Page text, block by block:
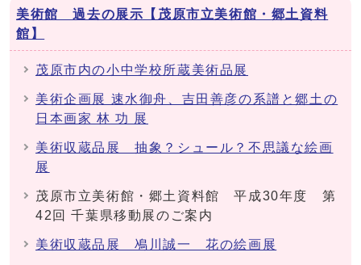
美術館 過去の展示【茂原市立美術館・郷土資料
館】
茂原市内の小中学校所蔵美術品展
美術企画展 速水御舟、吉田善彦の系譜と郷土の
日本画家 林 功 展
美術収蔵品展 抽象？シュール？不思議な絵画
展
茂原市立美術館・郷土資料館 平成30年度 第
42回 千葉県移動展のご案内
美術収蔵品展 鳰川誠一 花の絵画展